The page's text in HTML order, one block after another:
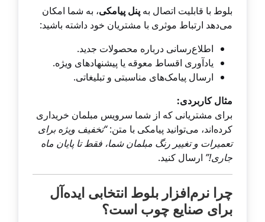
بلوط با قابلیت اتصال به پنل پیامکی، به شما امکان
می‌دهد ارتباط موثری با مشتریان خود داشته باشید:
اطلاع‌رسانی درباره محصولات جدید.
یادآوری اقساط معوقه یا پیشنهادهای ویژه.
ارسال پیامک‌های مناسبتی و تبلیغاتی.
مثال کاربردی:
برای مشتریانی که از شما سرویس مبلمان خریداری
کرده‌اند، می‌توانید پیامکی با متن:“تخفیف ویژه برای
تعمیرات و تغییر رنگ مبلمان شما، فقط تا پایان ماه
جاری!” ارسال کنید.
چرا نرم‌افزار بلوط انتخابی ایده‌آل
برای صنایع چوب است؟